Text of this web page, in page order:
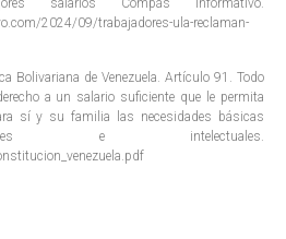
2024/09/trabajadores-ula-reclaman-
Bolivariana de Venezuela. Artículo 91. Todo
a un salario suficiente que le permita
sí y su familia las necesidades básicas
e intelectuales.